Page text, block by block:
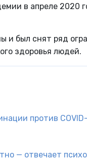
в апреле 2020
и был снят ряд
здоровья людей.
против
— отвечает